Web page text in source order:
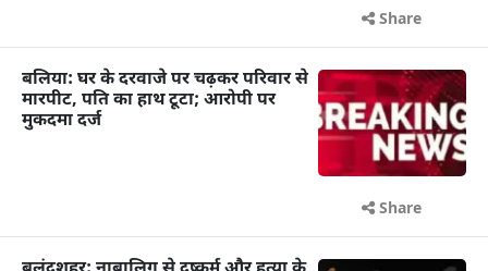
Share
बलिया: घर के दरवाजे पर चढ़कर परिवार से
मारपीट, पति का हाथ टूटा; आरोपी पर
मुकदमा दर्ज
Share